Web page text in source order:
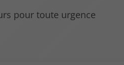
pour toute urgence